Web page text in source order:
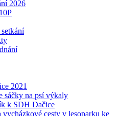
2026
2021
sáčky na psí výkaly
k SDH Dačice
vycházkové cesty v lesoparku ke